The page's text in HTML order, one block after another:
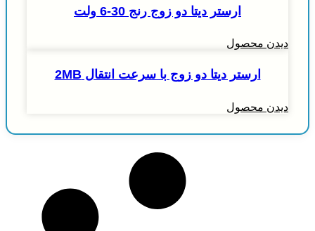
ارستر دیتا دو زوج رنج 30-6 ولت
دیدن محصول
ارستر دیتا دو زوج با سرعت انتقال 2MB
دیدن محصول